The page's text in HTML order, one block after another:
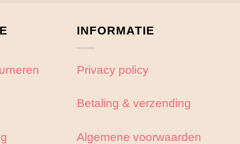
INFORMATIE
Privacy policy
Betaling & verzending
Algemene voorwaarden